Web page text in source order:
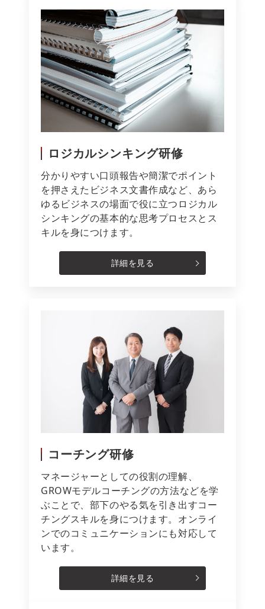
ロジカルシンキング研修
分かりやすい口頭報告や簡潔でポイント
を押さえたビジネス文書作成など、あら
ゆるビジネスの場面で役に立つロジカル
シンキングの基本的な思考プロセスとス
キルを身につけます。
詳細を見る
コーチング研修
マネージャーとしての役割の理解、
GROWモデルコーチングの方法などを学
ぶことで、部下のやる気を引き出すコー
チングスキルを身につけます。オンライ
ンでのコミュニケーションにも対応して
います。
詳細を見る